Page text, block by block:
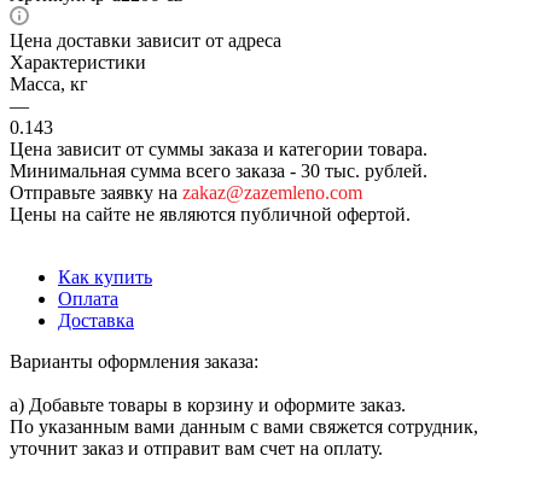
Цена доставки зависит от адреса
Характеристики
Масса, кг
—
0.143
Цена зависит от суммы заказа и категории товара.
Минимальная сумма всего заказа - 30 тыс. рублей.
Отправьте заявку на zakaz@zazemleno.com
Цены на сайте не являются публичной офертой.
Как купить
Оплата
Доставка
Варианты оформления заказа:
а) Добавьте товары в корзину и оформите заказ.
По указанным вами данным с вами свяжется сотрудник,
уточнит заказ и отправит вам счет на оплату.